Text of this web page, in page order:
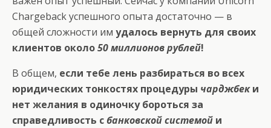
Chargebackуспешного опыта достаточно — в
общей сложности им удалось вернуть для своих
клиентов около50 миллионов рублей!
В общем, если тебе лень разбираться во всех
юридических тонкостях процедуры чарджбеки
нет желания в одиночку бороться за
справедливость с банковской системой и